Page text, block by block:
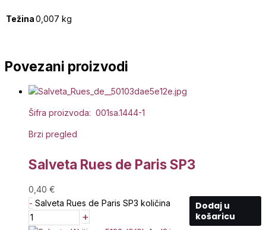
Težina0,007 kg
Povezani proizvodi
Šifra proizvoda: 001sa.1444-1
Brzi pregled
Salveta Rues de Paris SP3
0,40 €
- Salveta Rues de Paris SP3 količina
+
Dodaj u
košaricu